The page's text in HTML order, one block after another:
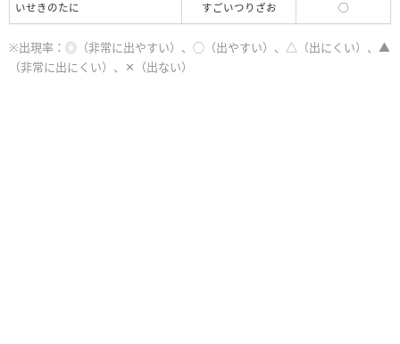
いせきのたに すごいつりざお ◯
※出現率：◎（非常に出やすい）、◯（出やすい）、△（出にくい）、▲
（非常に出にくい）、✕（出ない）